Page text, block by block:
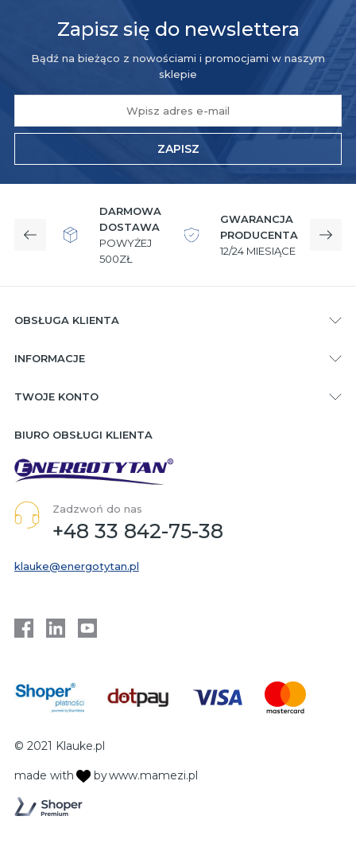
Zapisz się do newslettera
Bądź na bieżąco z nowościami i promocjami w naszym
sklepie
ZAPISZ
DARMOWA
DOSTAWA
POWYŻEJ
500ZŁ
GWARANCJA
PRODUCENTA
12/24 MIESIĄCE
Poprzedni
OBSŁUGA KLIENTA
INFORMACJE
TWOJE KONTO
BIURO OBSŁUGI KLIENTA
Zadzwoń do nas
+48 33 842-75-38
klauke@energotytan.pl
© 2021 Klauke.pl
made with bywww.mamezi.pl